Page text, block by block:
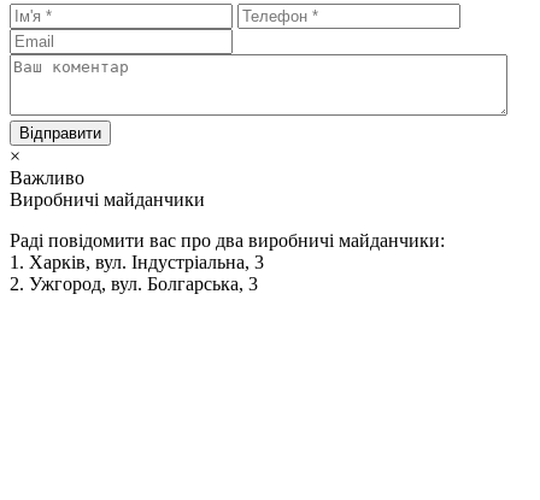
Відправити
×
Важливо
Виробничі майданчики
Раді повідомити вас про два виробничі майданчики:
1. Харків, вул. Індустріальна, 3
2. Ужгород, вул. Болгарська, 3